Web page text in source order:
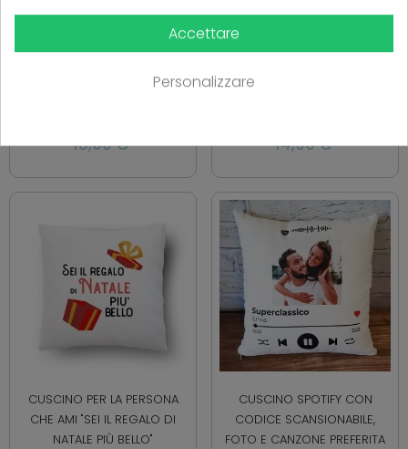
CUSCINO CANVAS REGALO
NASCITA PERSONALIZZATO
18,00 €
CUSCINO REGALO DI NATALE
14,90 €
CUSCINO PER LA PERSONA
CHE AMI "SEI IL REGALO DI
NATALE PIÙ BELLO"
CUSCINO SPOTIFY CON
CODICE SCANSIONABILE,
FOTO E CANZONE PREFERITA
Accettare
Personalizzare